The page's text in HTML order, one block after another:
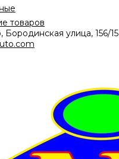
товаров
Бородинская улица, 156/15